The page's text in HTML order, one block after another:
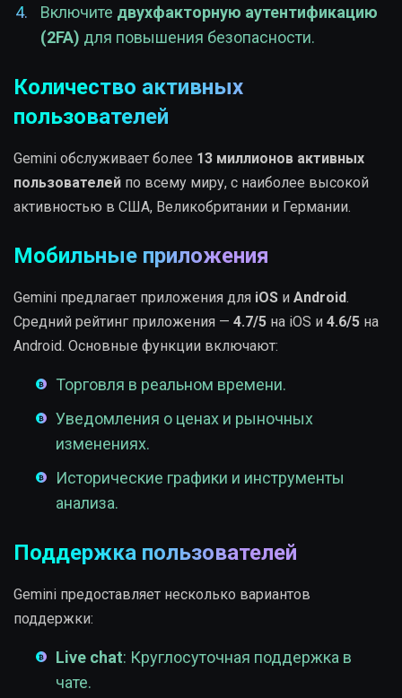
Включите двухфакторную аутентификацию
(2FA) для повышения безопасности.
Количество активных
пользователей
Gemini обслуживает более 13 миллионов активных
пользователей по всему миру, с наиболее высокой
активностью в США, Великобритании и Германии.
Мобильные приложения
Gemini предлагает приложения для iOS и Android.
Средний рейтинг приложения — 4.7/5 на iOS и 4.6/5 на
Android. Основные функции включают:
Торговля в реальном времени.
Уведомления о ценах и рыночных
изменениях.
Исторические графики и инструменты
анализа.
Поддержка пользователей
Gemini предоставляет несколько вариантов
поддержки:
Live chat: Круглосуточная поддержка в
чате.